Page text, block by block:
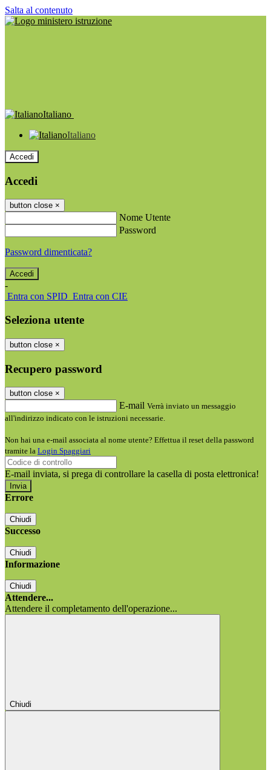
Salta al contenuto
Italiano
Italiano
Accedi
Accedi
button close ×
Nome Utente
Password
Password dimenticata?
-
Entra con SPID Entra con CIE
Seleziona utente
button close ×
Recupero password
button close ×
E-mail Verrà inviato un messaggio
all'indirizzo indicato con le istruzioni necessarie.
Non hai una e-mail associata al nome utente? Effettua il reset della password
tramite la Login Spaggiari
E-mail inviata, si prega di controllare la casella di posta elettronica!
Errore
Chiudi
Successo
Chiudi
Informazione
Chiudi
Attendere...
Attendere il completamento dell'operazione...
Chiudi